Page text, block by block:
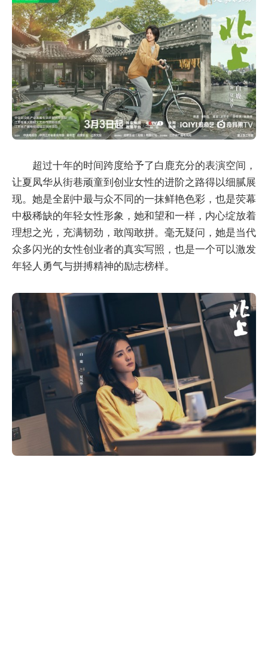
超过十年的时间跨度给予了白鹿充分的表演空间，
让夏凤华从街巷顽童到创业女性的进阶之路得以细腻展
现。她是全剧中最与众不同的一抹鲜艳色彩，也是荧幕
中极稀缺的年轻女性形象，她和望和一样，内心绽放着
理想之光，充满韧劲，敢闯敢拼。毫无疑问，她是当代
众多闪光的女性创业者的真实写照，也是一个可以激发
年轻人勇气与拼搏精神的励志榜样。